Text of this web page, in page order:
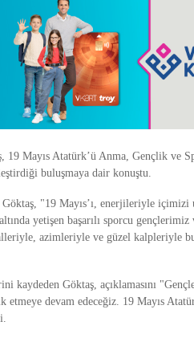
Mayıs Atatürk’ü Anma, Gençlik ve
buluşmaya dair konuştu.
Göktaş, "19 Mayıs’ı, enerjileriyle içimizi
yetişen başarılı sporcu gençlerimiz
azimleriyle ve güzel kalpleriyle
kaydeden Göktaş, açıklamasını
etmeye devam edeceğiz. 19 Mayıs